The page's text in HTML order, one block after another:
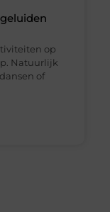
op
Natuurlijk
of